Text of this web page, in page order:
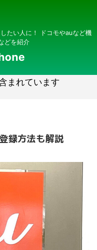
たい人に！ ドコモやauなど機
どを紹介
まれています
録方法も解説